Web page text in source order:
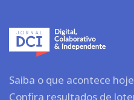
Saiba o que acontece
Confira resultados de